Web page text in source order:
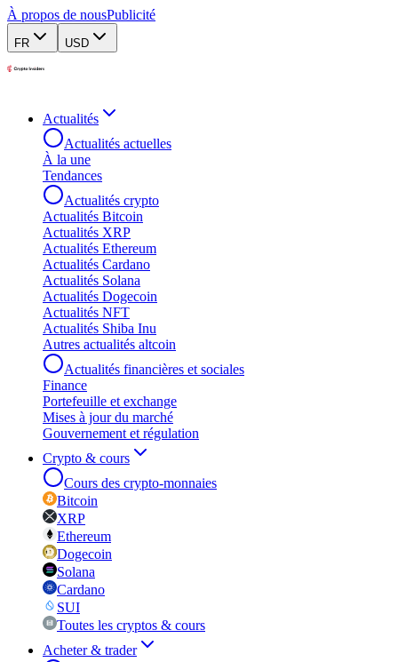
À propos de nousPublicité
FR USD
Actualités
Actualités actuelles
À la une
Tendances
Actualités crypto
Actualités Bitcoin
Actualités XRP
Actualités Ethereum
Actualités Cardano
Actualités Solana
Actualités Dogecoin
Actualités NFT
Actualités Shiba Inu
Autres actualités altcoin
Actualités financières et sociales
Finance
Portefeuille et exchange
Mises à jour du marché
Gouvernement et régulation
Crypto & cours
Cours des crypto-monnaies
Bitcoin
XRP
Ethereum
Dogecoin
Solana
Cardano
SUI
Toutes les cryptos & cours
Acheter & trader